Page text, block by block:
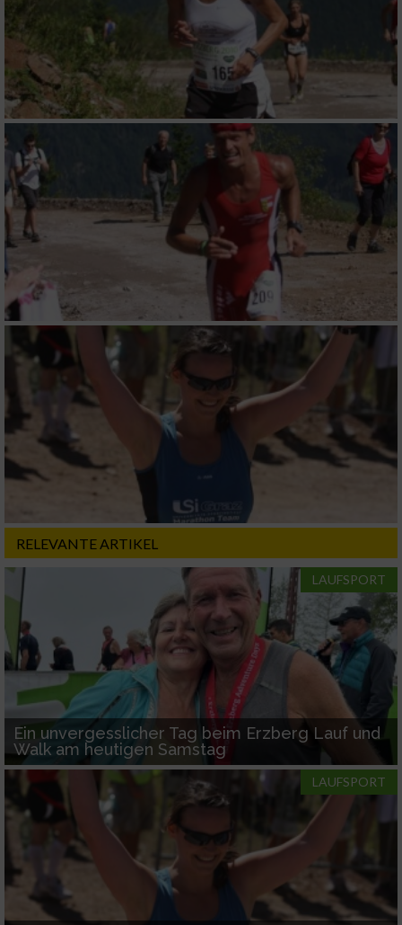
RELEVANTE ARTIKEL
LAUFSPORT
Ein unvergesslicher Tag beim Erzberg Lauf und
Walk am heutigen Samstag
LAUFSPORT
Verwendung von Profilen zur Auswahl
personalisierter Werbung
Erstellung von Profilen zur Personalisierung
von Inhalten
Verwendung von Profilen zur Auswahl
personalisierter Inhalte
Messung der Werbeleistung
Messung der Performance von Inhalten
Analyse von Zielgruppen durch Statistiken
oder Kombinationen von Daten aus
verschiedenen Quellen
Entwicklung und Verbesserung der Angebote
Verwendung reduzierter Daten zur Auswahl
von Inhalten
IAB-Besonderheiten:
Verwendung genauer Standortdaten
Geräte anhand von aktiv angeforderten
Informationen identifizieren
Nicht-IAB-Verarbeitungszwecke:
Notwendig
Performance
Funktional
Werbung